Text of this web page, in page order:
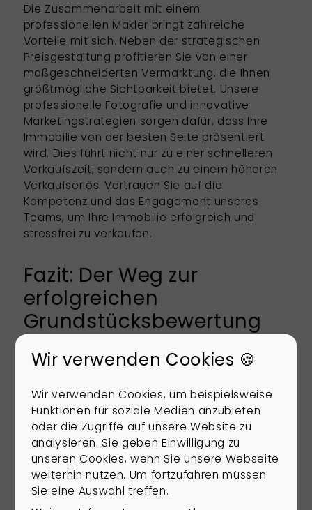
Die Zusammenarbeit mit einem
professionellen Makler bringt zahlreiche
Vorteile mit sich. Neben der strategischen
Preisgestaltung profitieren Sie von einer
maßgeschneiderten Vermarktung, die Ihnen
größtmögliche Sichtbarkeit bietet. Unsere
professionelle Fotografie und innovative
Marketingstrategien sorgen dafür, dass Ihre
Immobilie von der besten Seite präsentiert
wird. Dies führt nicht nur zu einer schnelleren
Verkaufszeit, sondern auch zu einem höheren
Verkaufserlös. Vertrauen Sie auf die
Kompetenz und das Engagement unseres
Teams, um Ihre Immobilie erfolgreich und
stressfrei zu verkaufen.
Fazit: Der Weg zur
erfolgreichen
Grundstücksbewertung
Schritte, um den maximalen
Eine erfolgreiche Grundstücksbewertung ist
der Schlüssel zu einem optimalen
Immobilienverkauf. Um den maximalen
Marktwert Ihrer Immobilie in Ostfriesland zu
erzielen, sollten Sie auf eine detaillierte
Marktanalyse setzen. Zunächst ist die
Wir verwenden Cookies 🍪
Wir verwenden Cookies, um beispielsweise
Funktionen für soziale Medien anzubieten
oder die Zugriffe auf unsere Website zu
analysieren. Sie geben Einwilligung zu
unseren Cookies, wenn Sie unsere Webseite
weiterhin nutzen. Um fortzufahren müssen
Sie eine Auswahl treffen.